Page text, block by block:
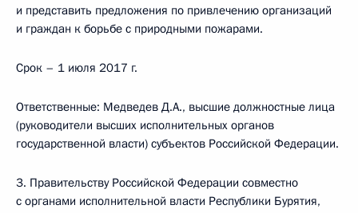
и представить предложения по привлечению организаций
и граждан к борьбе с природными пожарами.
Срок – 1 июля 2017 г.
Ответственные: Медведев Д.А., высшие должностные лица
(руководители высших исполнительных органов
государственной власти) субъектов Российской Федерации.
3. Правительству Российской Федерации совместно
с органами исполнительной власти Республики Бурятия,